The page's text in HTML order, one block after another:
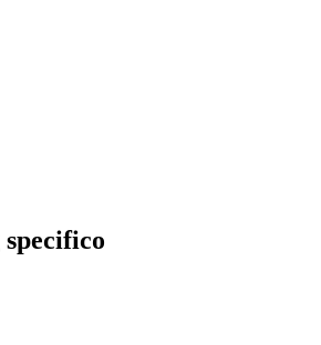
specifico